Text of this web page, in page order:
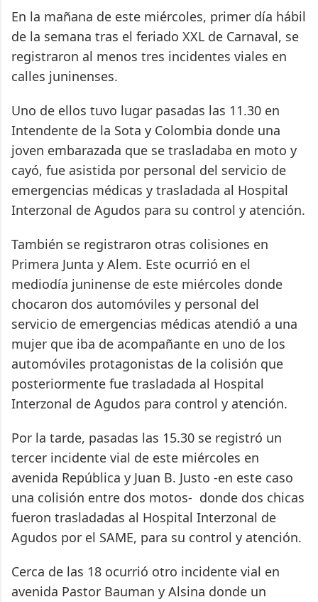
En la mañana de este miércoles, primer día hábil
de la semana tras el feriado XXL de Carnaval, se
registraron al menos tres incidentes viales en
calles juninenses.
Uno de ellos tuvo lugar pasadas las 11.30 en
Intendente de la Sota y Colombia donde una
joven embarazada que se trasladaba en moto y
cayó, fue asistida por personal del servicio de
emergencias médicas y trasladada al Hospital
Interzonal de Agudos para su control y atención.
También se registraron otras colisiones en
Primera Junta y Alem. Este ocurrió en el
mediodía juninense de este miércoles donde
chocaron dos automóviles y personal del
servicio de emergencias médicas atendió a una
mujer que iba de acompañante en uno de los
automóviles protagonistas de la colisión que
posteriormente fue trasladada al Hospital
Interzonal de Agudos para control y atención.
Por la tarde, pasadas las 15.30 se registró un
tercer incidente vial de este miércoles en
avenida República y Juan B. Justo -en este caso
una colisión entre dos motos- donde dos chicas
fueron trasladadas al Hospital Interzonal de
Agudos por el SAME, para su control y atención.
Cerca de las 18 ocurrió otro incidente vial en
avenida Pastor Bauman y Alsina donde un